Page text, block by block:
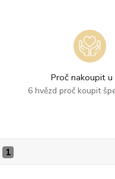
Proč nakoupit u
6 hvězd proč koupit
1